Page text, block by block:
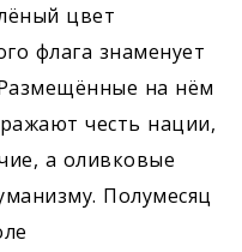
цвет
флага знаменует
на нём
честь нации,
а оливковые
Полумесяц